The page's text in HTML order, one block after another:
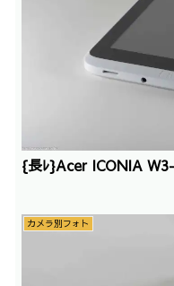
{長ﾚ}Acer ICONIA
カメラ別フォト